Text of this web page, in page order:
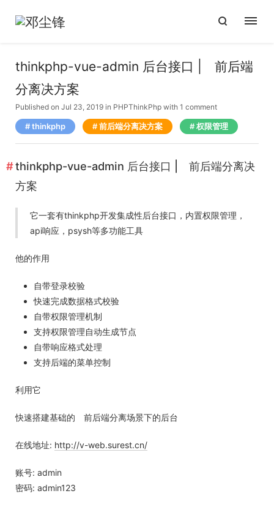
thinkphp-vue-admin 后台接口 | 前后端
分离决方案
Published on Jul 23, 2019 in PHPThinkPhp with 1 comment
thinkphp 前后端分离决方案 权限管理
thinkphp-vue-admin 后台接口 | 前后端分离决
方案
它一套有thinkphp开发集成性后台接口，内置权限管理，
api响应，psysh等多功能工具
他的作用
自带登录校验
快速完成数据格式校验
自带权限管理机制
支持权限管理自动生成节点
自带响应格式处理
支持后端的菜单控制
利用它
快速搭建基础的 前后端分离场景下的后台
在线地址: http://v-web.surest.cn/
账号: admin
密码: admin123